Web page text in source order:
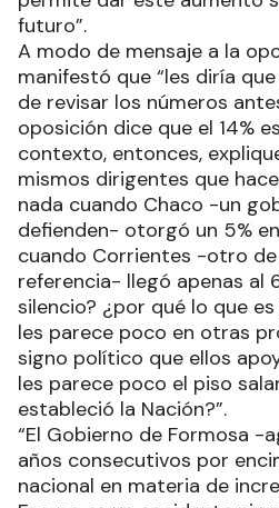
futuro”.
A modo de mensaje a la
manifestó que “les diría
de revisar los números
oposición dice que el 14%
contexto, entonces,
mismos dirigentes que
nada cuando Chaco -un
defienden- otorgó un 5%
cuando Corrientes -otro
referencia- llegó apenas al
silencio? ¿por qué lo que
les parece poco en otras
signo político que ellos
les parece poco el piso
estableció la Nación?”.
“El Gobierno de Formosa -
años consecutivos por
nacional en materia de